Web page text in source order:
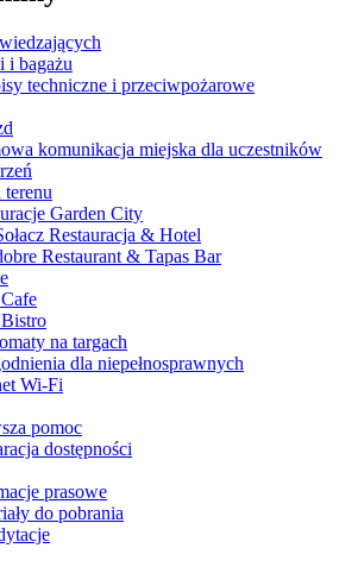
i bagażu
techniczne i przeciwpożarowe
komunikacja miejska dla uczestników
terenu
Garden City
Restauracja & Hotel
Restaurant & Tapas Bar
na targach
dla niepełnosprawnych
Wi-Fi
pomoc
dostępności
prasowe
do pobrania